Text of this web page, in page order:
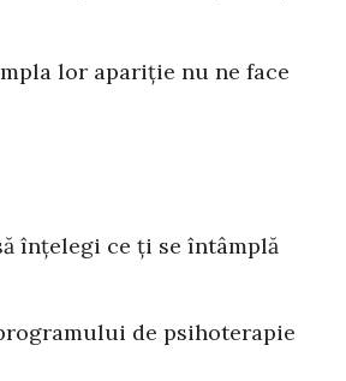
lor apariție nu ne face
înțelegi ce ți se întâmplă
de psihoterapie